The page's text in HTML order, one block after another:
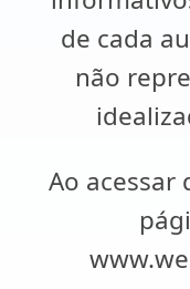
de cada
não
Ao acessar